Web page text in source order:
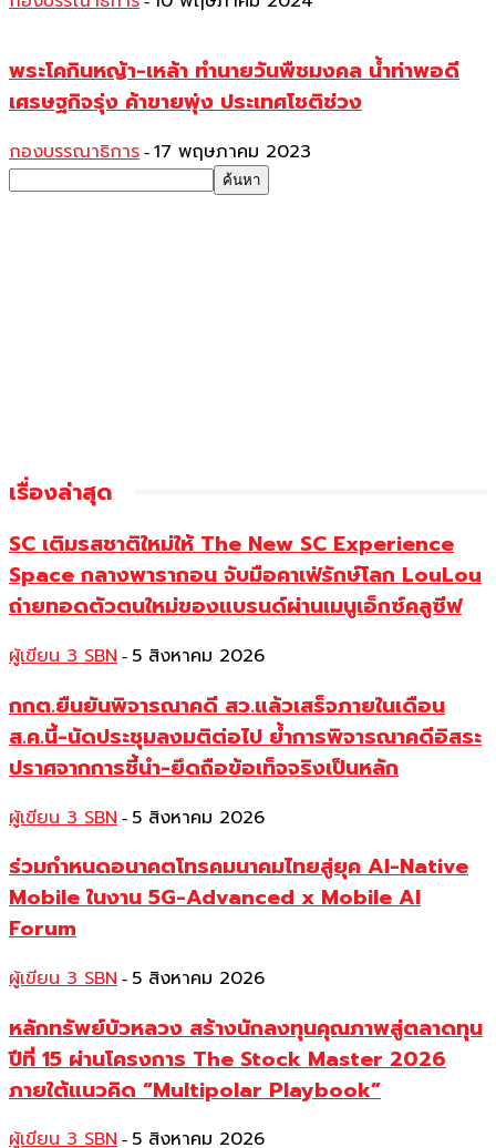
พระโคกินหญ้า-เหล้า ทำนายวันพืชมงคล น้ำท่าพอดี
เศรษฐกิจรุ่ง ค้าขายพุ่ง ประเทศโชติช่วง
กองบรรณาธิการ - 17 พฤษภาคม 2023
เรื่องล่าสุด
SC เติมรสชาติใหม่ให้ The New SC Experience
Space กลางพารากอน จับมือคาเฟ่รักษ์โลก LouLou
ถ่ายทอดตัวตนใหม่ของแบรนด์ผ่านเมนูเอ็กซ์คลูซีฟ
ผู้เขียน 3 SBN - 5 สิงหาคม 2026
กกต.ยืนยันพิจารณาคดี สว.แล้วเสร็จภายในเดือน
ส.ค.นี้-นัดประชุมลงมติต่อไป ย้ำการพิจารณาคดีอิสระ
ปราศจากการชี้นำ-ยึดถือข้อเท็จจริงเป็นหลัก
ผู้เขียน 3 SBN - 5 สิงหาคม 2026
ร่วมกำหนดอนาคตโทรคมนาคมไทยสู่ยุค AI-Native
Mobile ในงาน 5G-Advanced x Mobile AI
Forum
ผู้เขียน 3 SBN - 5 สิงหาคม 2026
หลักทรัพย์บัวหลวง สร้างนักลงทุนคุณภาพสู่ตลาดทุน
ปีที่ 15 ผ่านโครงการ The Stock Master 2026
ภายใต้แนวคิด “Multipolar Playbook”
ผู้เขียน 3 SBN - 5 สิงหาคม 2026